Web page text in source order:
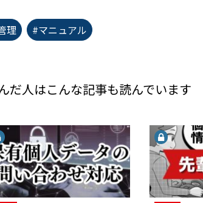
理 #マニュアル
だ人はこんな記事も読んでいます